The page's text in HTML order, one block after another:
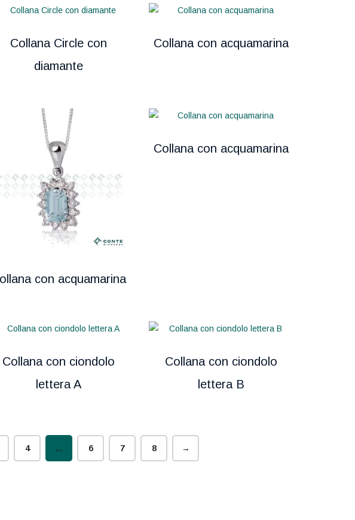
Collana Circle con
diamante
Collana con acquamarina
con acquamarina
Collana con acquamarina
Collana con ciondolo
lettera A
Collana con ciondolo
lettera B
4 … 6 7 8 →